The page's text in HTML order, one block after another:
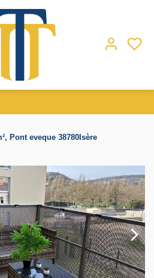
Pont eveque 38780Isère